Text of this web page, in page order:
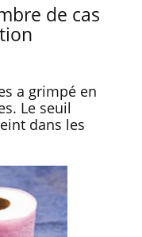
de cas
a grimpé en
Le seuil
dans les